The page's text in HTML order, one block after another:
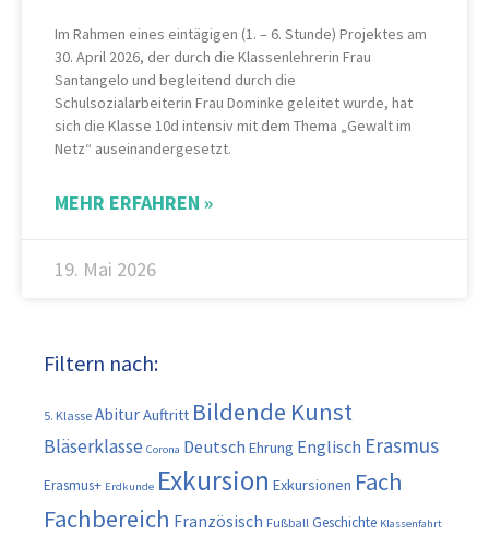
Im Rahmen eines eintägigen (1. – 6. Stunde) Projektes am
30. April 2026, der durch die Klassenlehrerin Frau
Santangelo und begleitend durch die
Schulsozialarbeiterin Frau Dominke geleitet wurde, hat
sich die Klasse 10d intensiv mit dem Thema „Gewalt im
Netz“ auseinandergesetzt.
MEHR ERFAHREN »
19. Mai 2026
Filtern nach:
5. Klasse AbiturAuftritt Bildende Kunst
Bläserklasse Corona Deutsch Ehrung Englisch Erasmus
Erasmus+ Erdkunde Exkursion Exkursionen Fach
Fachbereich Französisch Fußball Geschichte Klassenfahrt